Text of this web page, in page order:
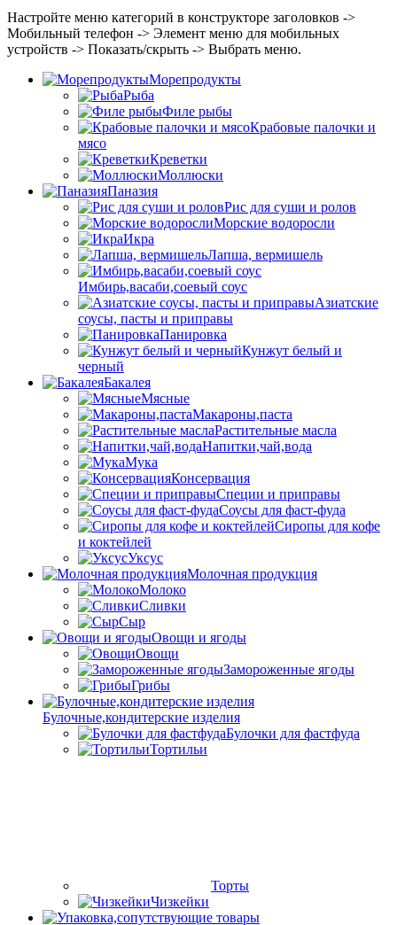
Настройте меню категорий в конструкторе заголовков ->
Мобильный телефон -> Элемент меню для мобильных
устройств -> Показать/скрыть -> Выбрать меню.
Морепродукты
Рыба
Филе рыбы
Крабовые палочки и
мясо
Креветки
Моллюски
Паназия
Рис для суши и ролов
Морские водоросли
Икра
Лапша, вермишель
Имбирь,васаби,соевый соус
Азиатские
соусы, пасты и приправы
Панировка
Кунжут белый и
черный
Бакалея
Мясные
Макароны,паста
Растительные масла
Напитки,чай,вода
Мука
Консервация
Специи и приправы
Соусы для фаст-фуда
Сиропы для кофе
и коктейлей
Уксус
Молочная продукция
Молоко
Сливки
Сыр
Овощи и ягоды
Овощи
Замороженные ягоды
Грибы
Булочные,кондитерские изделия
Булочки для фастфуда
Тортильи
Торты
Чизкейки